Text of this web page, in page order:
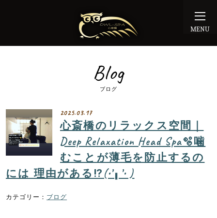
MENU
Blog
ブログ
2025.03.17
心斎橋のリラックス空間｜
Deep Relaxation Head Spa🫧噛
むことが薄毛を防止するの
には 理由がある⁉︎(•’╻’• )
ブログ